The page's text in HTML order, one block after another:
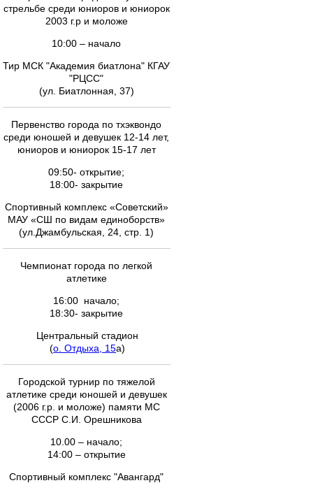
стрельбе среди юниоров и юниорок
2003 г.р и моложе
10:00 – начало
Тир МСК "Академия биатлона" КГАУ
"РЦСС"
(ул. Биатлонная, 37)
Первенство города по тхэквондо
среди юношей и девушек 12-14 лет,
юниоров и юниорок 15-17 лет
09:50- открытие;
18:00- закрытие
Спортивный комплекс «Советский»
МАУ «СШ по видам единоборств»
(ул.Джамбульская, 24, стр. 1)
Чемпионат города по легкой
атлетике
16:00 начало;
18:30- закрытие
Центральный стадион
(о. Отдыха, 15а)
Городской турнир по тяжелой
атлетике среди юношей и девушек
(2006 г.р. и моложе) памяти МС
СССР С.И. Орешникова
10.00 – начало;
14:00 – открытие
Спортивный комплекс "Авангард"